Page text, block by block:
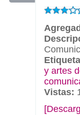
y artes
Vistas: